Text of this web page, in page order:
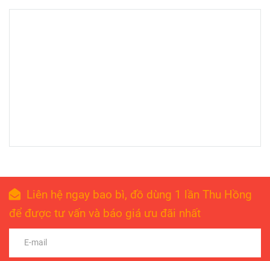
Liên hệ ngay bao bì, đồ dùng 1 lần Thu Hồng
để được tư vấn và báo giá ưu đãi nhất